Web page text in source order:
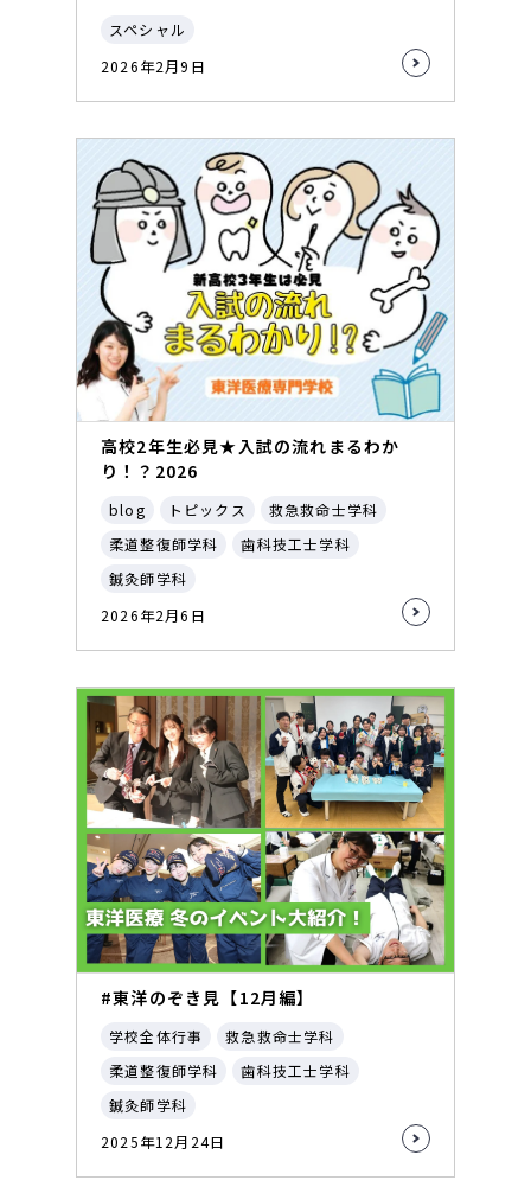
スペシャル
2026年2月9日
高校2年生必見★入試の流れまるわか
り！？2026
blog トピックス
救急救命士学科
柔道整復師学科
歯科技工士学科
鍼灸師学科
2026年2月6日
#東洋のぞき見【12月編】
学校全体行事
救急救命士学科
柔道整復師学科
歯科技工士学科
鍼灸師学科
2025年12月24日